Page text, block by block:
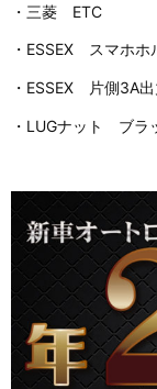
・三菱 ETC
・ESSEX スマホ
・ESSEX 片側3A
・LUGナット ブラ